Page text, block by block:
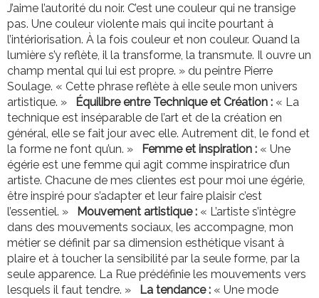
J’aime l’autorité du noir. C’est une couleur qui ne transige
pas. Une couleur violente mais qui incite pourtant à
l’intériorisation. À la fois couleur et non couleur. Quand la
lumière s’y reflète, il la transforme, la transmute. Il ouvre un
champ mental qui lui est propre. » du peintre Pierre
Soulage. « Cette phrase reflète à elle seule mon univers
artistique. »
Équilibre entre Technique et Création : « La
technique est inséparable de l’art et de la création en
général, elle se fait jour avec elle. Autrement dit, le fond et
la forme ne font qu’un. »
Femme et inspiration : « Une
égérie est une femme qui agit comme inspiratrice d’un
artiste. Chacune de mes clientes est pour moi une égérie,
être inspiré pour s’adapter et leur faire plaisir c’est
l’essentiel. » 
Mouvement artistique : « L’artiste s’intègre
dans des mouvements sociaux, les accompagne, mon
métier se définit par sa dimension esthétique visant à
plaire et à toucher la sensibilité par la seule forme, par la
seule apparence. La Rue prédéfinie les mouvements vers
lesquels il faut tendre. »
La tendance : « Une mode